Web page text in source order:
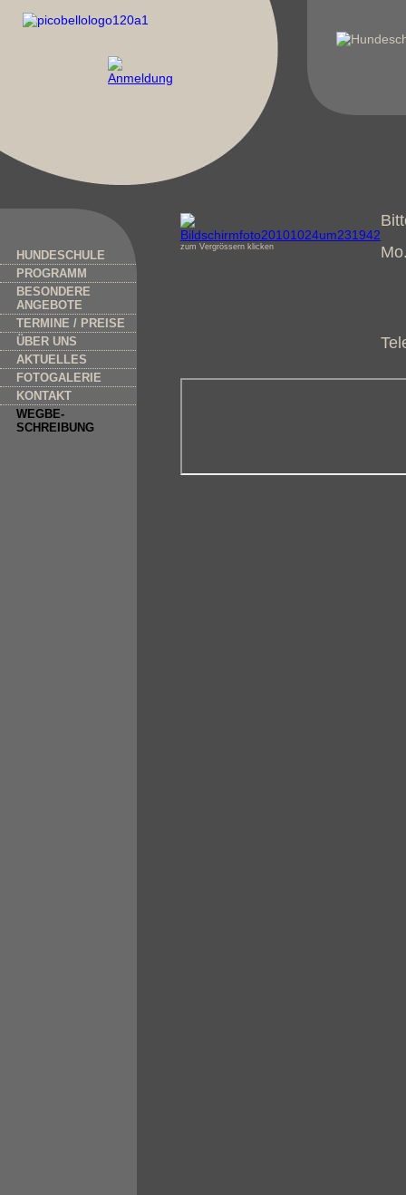
zum Vergrössern klicken
HUNDESCHULE
PROGRAMM
BESONDERE
ANGEBOTE
TERMINE / PREISE
ÜBER UNS
AKTUELLES
FOTOGALERIE
KONTAKT
WEGBE-
SCHREIBUNG